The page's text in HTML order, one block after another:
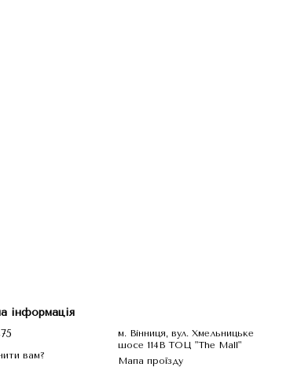
інформація
вам?
м. Вінниця, вул. Хмельницьке
шосе 114В ТОЦ "The Mall"
Мапа проїзду